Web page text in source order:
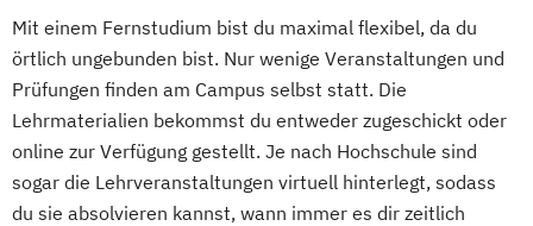
Studienzentrum Linz
Studienzentrum Wien
Studienzentrum Feldkirch
Studienzentrum Hamburg Logistik-Bachelor
Studienzentrum Judenburg
Mit einem Fernstudium bist du maximal flexibel, da du
örtlich ungebunden bist. Nur wenige Veranstaltungen und
Prüfungen finden am Campus selbst statt. Die
Lehrmaterialien bekommst du entweder zugeschickt oder
online zur Verfügung gestellt. Je nach Hochschule sind
sogar die Lehrveranstaltungen virtuell hinterlegt, sodass
du sie absolvieren kannst, wann immer es dir zeitlich